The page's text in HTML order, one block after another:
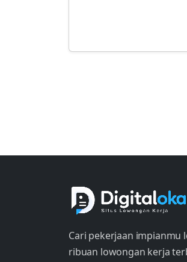
Cari pekerjaan impianmu
ribuan lowongan kerja